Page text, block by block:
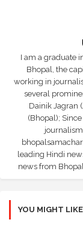
I am a graduate
Bhopal, the
working in
several
Dainik Jagran
(Bhopal);
leading Hindi
news from
YOU MIGHT LIKE